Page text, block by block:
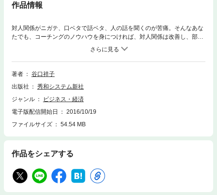
作品情報
対人関係がニガテ、口ベタで話ベタ、人の話を聞くのが苦痛。そんなあな
たでも、コーチングのノウハウを身につければ、対人関係は改善し、部下
のモチベーションが簡単にあがるようになります。本書は、部下の話をよ
く聞き、やる気と能力を引き出せる上司になるノウハウを解説する、コー
チングの入門書です。部下の心に寄り添えるよう、カウンセラーが行う感
情コントロール術やメンタルケアの方法もあわせて紹介しています。
著者
谷口祥子
出版社
秀和システム新社
ジャンル
ビジネス・経済
電子版配信開始日
2016/10/19
ファイルサイズ
54.54 MB
作品をシェアする